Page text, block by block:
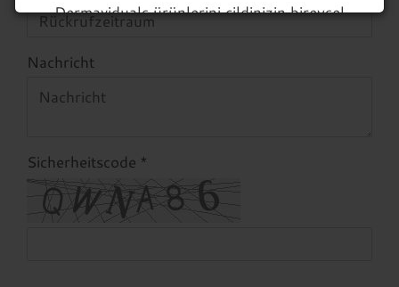
Dermaviduals ürünlerini cildinizin bireysel
gereksinimlerine mümkün olduğunca etkili bir
şekilde uyarlamak için, sağlam temellere
Bu danışmanlık ücretsizdir ve anket yoluyla veya
gerekirse telefonla veya şahsen sağlanır.
1) Öncelikle, sadece birkaç adımda kişisel
müşteri hesabınızı oluşturun. (Ana menü:
Nachricht
Sicherheitscode